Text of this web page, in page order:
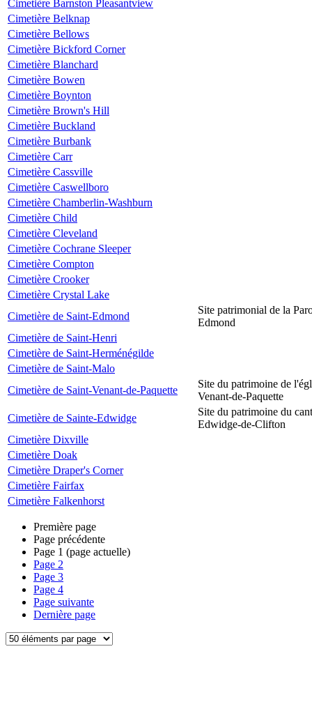
Cimetière Barnston Pleasantview
Cimetière Belknap
Cimetière Bellows
Cimetière Bickford Corner
Cimetière Blanchard
Cimetière Bowen
Cimetière Boynton
Cimetière Brown's Hill
Cimetière Buckland
Cimetière Burbank
Cimetière Carr
Cimetière Cassville
Cimetière Caswellboro
Cimetière Chamberlin-Washburn
Cimetière Child
Cimetière Cleveland
Cimetière Cochrane Sleeper
Cimetière Compton
Cimetière Crooker
Cimetière Crystal Lake
Cimetière de Saint-Edmond
Site patrimonial de la
Edmond
Cimetière de Saint-Henri
Cimetière de Saint-Herménégilde
Cimetière de Saint-Malo
Cimetière de Saint-Venant-de-Paquette
Site du patrimoine de
Venant-de-Paquette
Cimetière de Sainte-Edwidge
Site du patrimoine du
Edwidge-de-Clifton
Cimetière Dixville
Cimetière Doak
Cimetière Draper's Corner
Cimetière Fairfax
Cimetière Falkenhorst
Première page
Page précédente
Page 1 (page actuelle)
Page 2
Page 3
Page 4
Page suivante
Dernière page